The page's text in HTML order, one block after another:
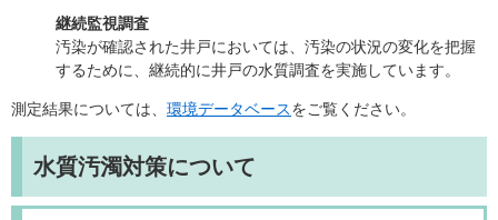
継続監視調査
汚染が確認された井戸においては、汚染の状況の変化を把握
するために、継続的に井戸の水質調査を実施しています。
測定結果については、 環境データベースをご覧ください。
水質汚濁対策について